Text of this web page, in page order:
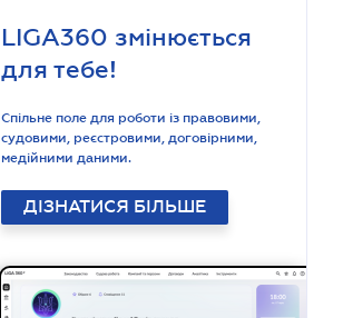
LIGA360 змінюється
для тебе!
Спільне поле для роботи із правовими,
судовими, реєстровими, договірними,
медійними даними.
ДІЗНАТИСЯ БІЛЬШЕ